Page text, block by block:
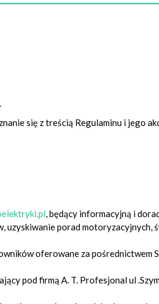
się z treścią Regulaminu i jego
, będący informacyjną i
porad motoryzacyjnych,
oferowane za pośrednictwem
pod firmą A. T. Profesjonal ul